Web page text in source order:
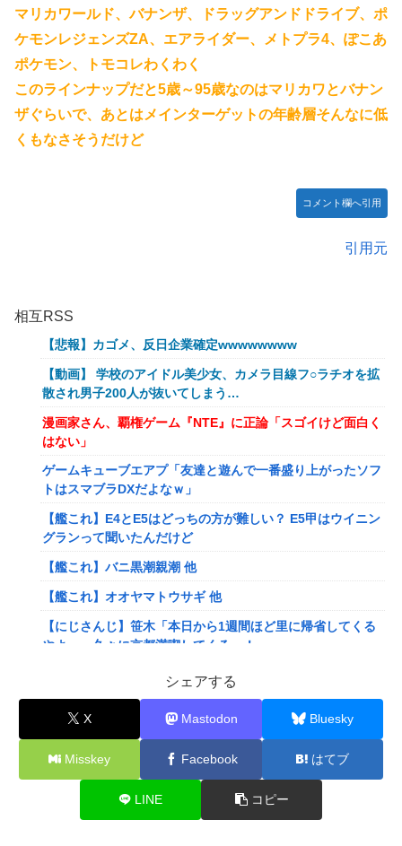
マリカワールド、バナンザ、ドラッグアンドドライブ、ポ
ケモンレジェンズZA、エアライダー、メトプラ4、ぽこあ
ポケモン、トモコレわくわく
このラインナップだと5歳～95歳なのはマリカワとバナン
ザぐらいで、あとはメインターゲットの年齢層そんなに低
くもなさそうだけど
コメント欄へ引用
引用元
相互RSS
【悲報】カゴメ、反日企業確定wwwwwwww
【動画】 学校のアイドル美少女、カメラ目線フ○ラチオを拡
散され男子200人が抜いてしまう…
漫画家さん、覇権ゲーム『NTE』に正論「スゴイけど面白く
はない」
ゲームキューブエアプ「友達と遊んで一番盛り上がったソフ
トはスマブラDXだよなｗ」
【艦これ】E4とE5はどっちの方が難しい？ E5甲はウイニン
グランって聞いたんだけど
【艦これ】バニ黒潮親潮 他
【艦これ】オオヤマトウサギ 他
【にじさんじ】笹木「本日から1週間ほど里に帰省してくる
やよ～。久々に京都満喫してくるっ！」
【にじさんじ】ののは、初の後輩コラボ！あゆゆとおはなし
「なかよくなれるかな？！」【8/7(金)20:00】
【VTuber】Google Play初のトーク番組「選抜！推しナイ
ン発表会」発表へ！8名が推しキャラクターの魅力を語り合
う【8/6(木)18:00】
とーーーーーーーーにおもんない！！！！」→炎上
シェアする
X Mastodon Bluesky
Misskey Facebook はてブ
LINE コピー